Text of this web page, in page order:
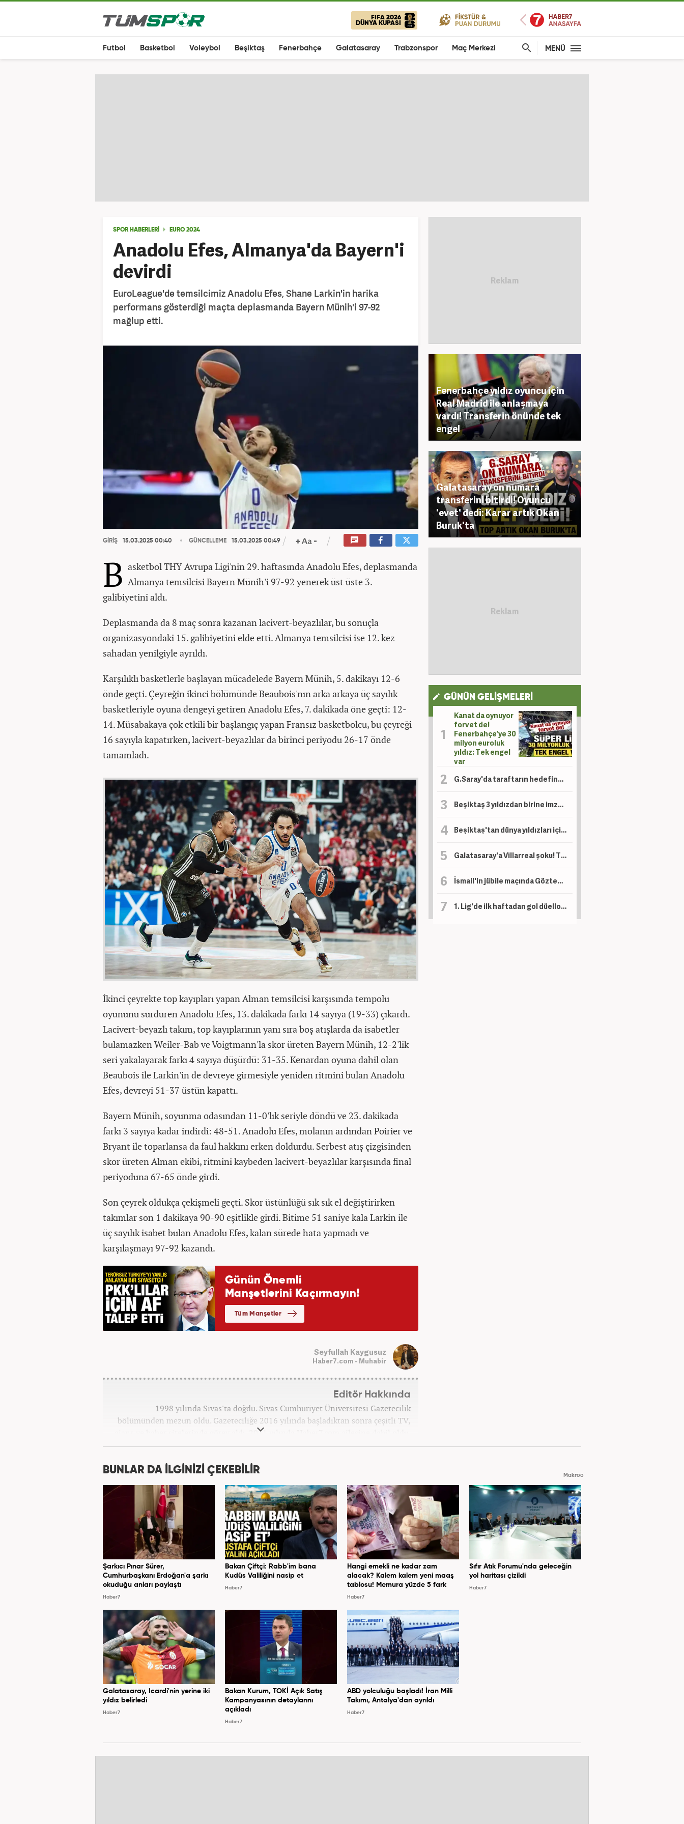
FIFA 2026
DÜNYA KUPASI
Futbol Basketbol Voleybol Beşiktaş Fenerbahçe Galatasaray Trabzonspor Maç Merkezi MENÜ
SPOR HABERLERİ EURO 2024
Anadolu Efes, Almanya'da Bayern'i
devirdi
EuroLeague'de temsilcimiz Anadolu Efes, Shane Larkin'in harika
performans gösterdiği maçta deplasmanda Bayern Münih'i 97-92
mağlup etti.
GİRİŞ 15.03.2025 00:40 GÜNCELLEME 15.03.2025 00:49
B asketbol THY Avrupa Ligi'nin 29. haftasında Anadolu Efes, deplasmanda
Almanya temsilcisi Bayern Münih'i 97-92 yenerek üst üste 3.
galibiyetini aldı.
Deplasmanda da 8 maç sonra kazanan lacivert-beyazlılar, bu sonuçla
organizasyondaki 15. galibiyetini elde etti. Almanya temsilcisi ise 12. kez
sahadan yenilgiyle ayrıldı.
Karşılıklı basketlerle başlayan mücadelede Bayern Münih, 5. dakikayı 12-6
önde geçti. Çeyreğin ikinci bölümünde Beaubois'nın arka arkaya üç sayılık
basketleriyle oyuna dengeyi getiren Anadolu Efes, 7. dakikada öne geçti: 12-
14. Müsabakaya çok etkili bir başlangıç yapan Fransız basketbolcu, bu çeyreği
16 sayıyla kapatırken, lacivert-beyazlılar da birinci periyodu 26-17 önde
tamamladı.
İkinci çeyrekte top kayıpları yapan Alman temsilcisi karşısında tempolu
oyununu sürdüren Anadolu Efes, 13. dakikada farkı 14 sayıya (19-33) çıkardı.
Lacivert-beyazlı takım, top kayıplarının yanı sıra boş atışlarda da isabetler
bulamazken Weiler-Bab ve Voigtmann'la skor üreten Bayern Münih, 12-2'lik
seri yakalayarak farkı 4 sayıya düşürdü: 31-35. Kenardan oyuna dahil olan
Beaubois ile Larkin'in de devreye girmesiyle yeniden ritmini bulan Anadolu
Efes, devreyi 51-37 üstün kapattı.
Bayern Münih, soyunma odasından 11-0'lık seriyle döndü ve 23. dakikada
farkı 3 sayıya kadar indirdi: 48-51. Anadolu Efes, molanın ardından Poirier ve
Bryant ile toparlansa da faul hakkını erken doldurdu. Serbest atış çizgisinden
skor üreten Alman ekibi, ritmini kaybeden lacivert-beyazlılar karşısında final
periyoduna 67-65 önde girdi.
Son çeyrek oldukça çekişmeli geçti. Skor üstünlüğü sık sık el değiştirirken
takımlar son 1 dakikaya 90-90 eşitlikle girdi. Bitime 51 saniye kala Larkin ile
üç sayılık isabet bulan Anadolu Efes, kalan sürede hata yapmadı ve
karşılaşmayı 97-92 kazandı.
Seyfullah Kaygusuz
Haber7.com - Muhabir
Editör Hakkında
1998 yılında Sivas'ta doğdu. Sivas Cumhuriyet Üniversitesi Gazetecilik
bölümünden mezun oldu. Gazeteciliğe 2016 yılında başladıktan sonra çeşitli TV,
ajans ve haber sitelerinde görev aldı. 2021 yılında Haber7.com ailesine dahil oldu.
Osmanlıca ve İngilizce bilmektedir. Mesleki hayatına Haber7.com’da devam
Fenerbahçe yıldız oyuncu için
Real Madrid ile anlaşmaya
vardı! Transferin önünde tek
engel
Galatasaray on numara
transferini bitirdi! Oyuncu
'evet' dedi: Karar artık Okan
Buruk'ta
GÜNÜN GELİŞMELERİ
Kanat da oynuyor
forvet de!
Fenerbahçe’ye 30
milyon euroluk
yıldız: Tek engel
var
G.Saray'da taraftarın hedefindeki isim hesabını kapattı
Beşiktaş 3 yıldızdan birine imza attıracak
Beşiktaş'tan dünya yıldızları için hamle! Listenin başındaki ismi Italiano çok istiyor
Galatasaray'a Villarreal şoku! Taraftardan yönetime sert tepki
İsmail'in jübile maçında Göztepe, Trabzonspor'u mağlup etti
1. Lig'de ilk haftadan gol düellosu! Sezona flaş başlangıç
BUNLAR DA İLGİNİZİ ÇEKEBİLİR Makroo
Şarkıcı Pınar Sürer,
Cumhurbaşkanı Erdoğan'a şarkı
okuduğu anları paylaştı
Haber7
Bakan Çiftçi: Rabb'im bana
Kudüs Valiliğini nasip et
Haber7
Hangi emekli ne kadar zam
alacak? Kalem kalem yeni maaş
tablosu! Memura yüzde 5 fark
Haber7
Sıfır Atık Forumu'nda geleceğin
yol haritası çizildi
Haber7
Galatasaray, Icardi'nin yerine iki
yıldız belirledi
Haber7
Bakan Kurum, TOKİ Açık Satış
Kampanyasının detaylarını
açıkladı
Haber7
ABD yolculuğu başladı! İran Milli
Takımı, Antalya'dan ayrıldı
Haber7